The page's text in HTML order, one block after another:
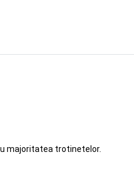
majoritatea trotinetelor.